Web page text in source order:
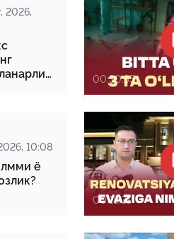
2026,
00:30:55
10:08
ё
00:18:31